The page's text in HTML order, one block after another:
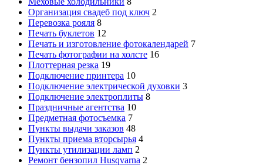
Организация свадеб под ключ 2
Перевозка рояля 8
Печать буклетов 12
Печать и изготовление фотокалендарей 7
Печать фотографии на холсте 16
Плоттерная резка 19
Подключение принтера 10
Подключение электрической духовки 3
Подключение электроплиты 8
Праздничные агентства 10
Предметная фотосъемка 7
Пункты выдачи заказов 48
Пункты приема вторсырья 4
Пункты утилизации ламп 2
Ремонт бензопил Husqvarna 2